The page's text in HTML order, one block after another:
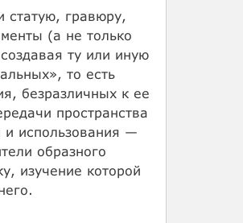
статую, гравюру,
(а не только
ту или иную
то есть
безразличных к ее
пространства
и использования —
образного
изучение которой